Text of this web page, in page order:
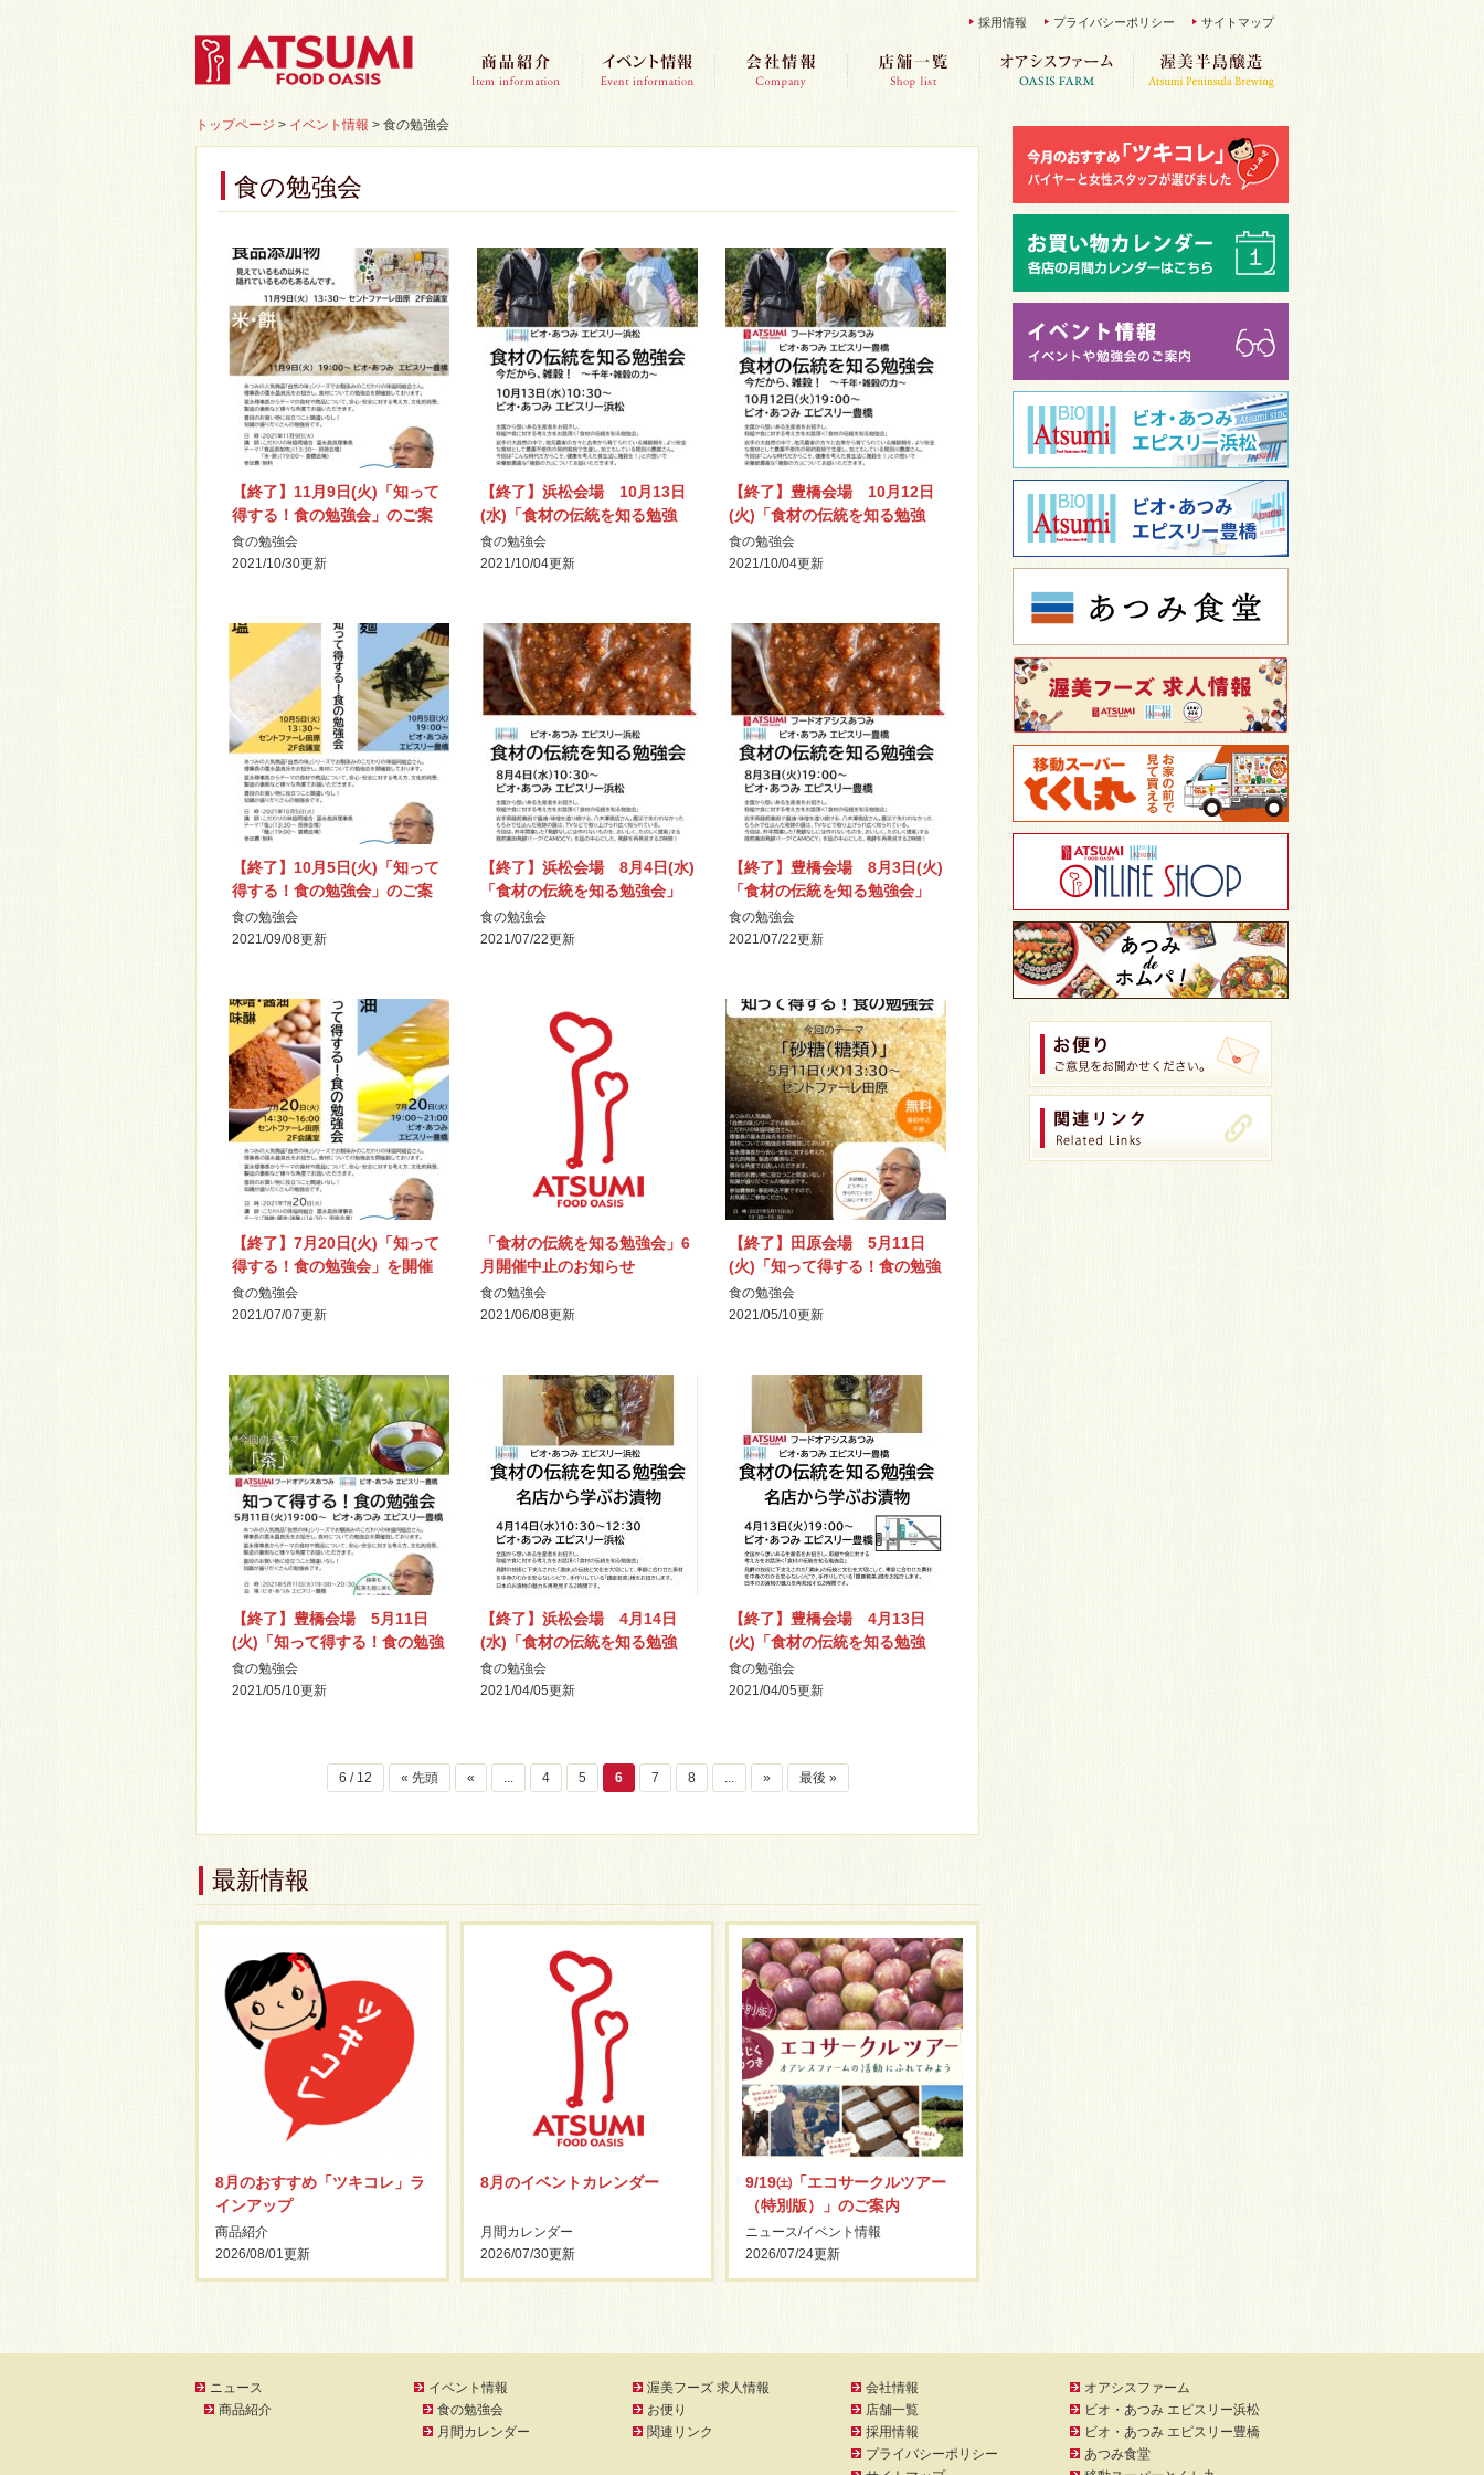
採用情報 プライバシーポリシー サイトマップ
トップページ > イベント情報 > 食の勉強会
食の勉強会
【終了】11月9日(火)「知って
得する！食の勉強会」のご案
内
食の勉強会
2021/10/30更新
【終了】浜松会場 10月13日
(水)「食材の伝統を知る勉強
会」開催
食の勉強会
2021/10/04更新
【終了】豊橋会場 10月12日
(火)「食材の伝統を知る勉強
会」開催
食の勉強会
2021/10/04更新
【終了】10月5日(火)「知って
得する！食の勉強会」のご案
内
食の勉強会
2021/09/08更新
【終了】浜松会場 8月4日(水)
「食材の伝統を知る勉強会」
開催
食の勉強会
2021/07/22更新
【終了】豊橋会場 8月3日(火)
「食材の伝統を知る勉強会」
開催
食の勉強会
2021/07/22更新
【終了】7月20日(火)「知って
得する！食の勉強会」を開催
します
食の勉強会
2021/07/07更新
「食材の伝統を知る勉強会」6
月開催中止のお知らせ
食の勉強会
2021/06/08更新
【終了】田原会場 5月11日
(火)「知って得する！食の勉強
会」を開催します
食の勉強会
2021/05/10更新
【終了】豊橋会場 5月11日
(火)「知って得する！食の勉強
会」を開催します
食の勉強会
2021/05/10更新
【終了】浜松会場 4月14日
(水)「食材の伝統を知る勉強
会」開催
食の勉強会
2021/04/05更新
【終了】豊橋会場 4月13日
(火)「食材の伝統を知る勉強
会」開催
食の勉強会
2021/04/05更新
6 / 12 « 先頭 « ... 4 5 6 7 8 ... » 最後 »
最新情報
8月のおすすめ「ツキコレ」ラ
インアップ
商品紹介
2026/08/01 更新
8月のイベントカレンダー
月間カレンダー
2026/07/30更新
9/19㈯「エコサークルツアー
（特別版）」のご案内
ニュース/イベント情報
2026/07/24更新
ニュース
商品紹介
イベント情報
食の勉強会
月間カレンダー
渥美フーズ 求人情報
お便り
関連リンク
会社情報
店舗一覧
採用情報
プライバシーポリシー
オアシスファーム
ビオ・あつみ エピスリー浜松
ビオ・あつみ エピスリー豊橋
あつみ食堂